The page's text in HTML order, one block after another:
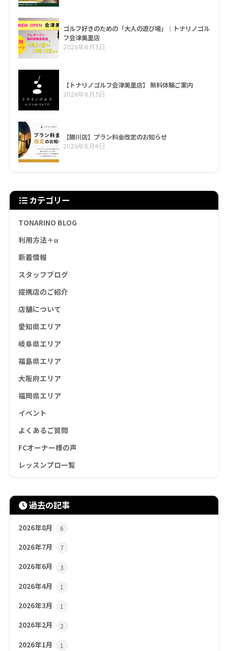
ゴルフ好きのための「大人の遊び場」｜トナリノゴル
フ会津美里店
2026年8月3日
【トナリノゴルフ会津美里店】 無料体験ご案内
2026年8月3日
【勝川店】プラン料金改定のお知らせ
2026年8月4日
カテゴリー
TONARINO BLOG
利用方法＋α
新着情報
スタッフブログ
提携店のご紹介
店舗について
愛知県エリア
岐阜県エリア
福島県エリア
大阪府エリア
福岡県エリア
イベント
よくあるご質問
FCオーナー様の声
レッスンプロ一覧
過去の記事
2026年8月 6
2026年7月 7
2026年6月 3
2026年4月 1
2026年3月 1
2026年2月 2
2026年1月 1